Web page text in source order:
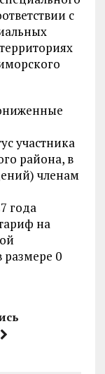
с
участника
района, в
членам
года
на
0